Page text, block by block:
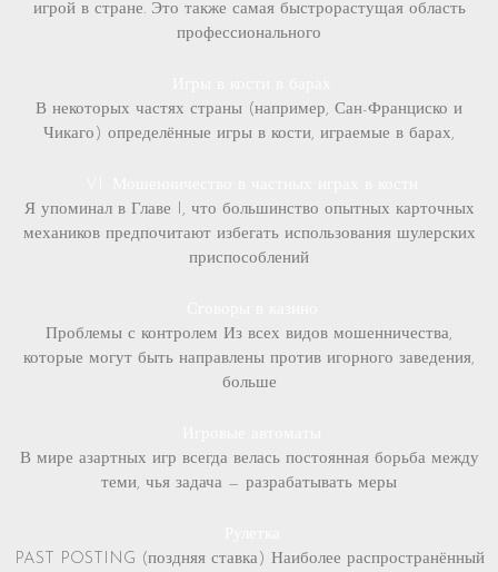
игрой в стране. Это также самая быстрорастущая область
профессионального
В некоторых частях страны (например, Сан-Франциско и
Чикаго) определённые игры в кости, играемые в барах,
Я упоминал в Главе I, что большинство опытных карточных
механиков предпочитают избегать использования шулерских
приспособлений
Проблемы с контролем Из всех видов мошенничества,
которые могут быть направлены против игорного заведения,
больше
В мире азартных игр всегда велась постоянная борьба между
теми, чья задача — разрабатывать меры
PAST POSTING (поздняя ставка) Наиболее распространённый